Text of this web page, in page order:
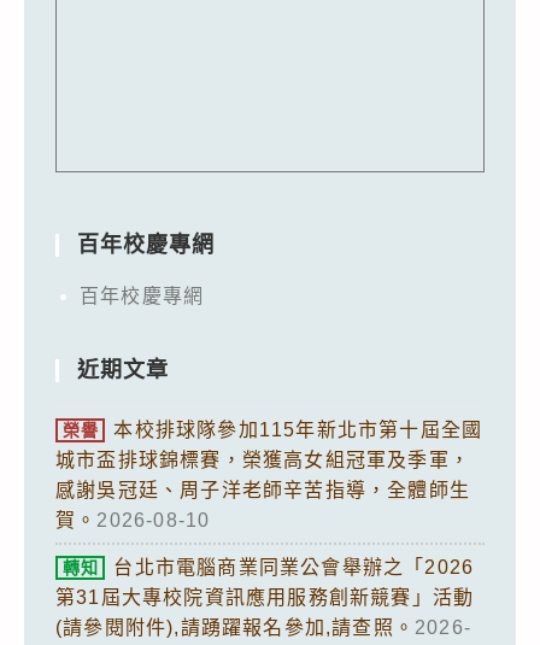
百年校慶專網
百年校慶專網
近期文章
榮譽
本校排球隊參加115年新北市第十屆全國
城市盃排球錦標賽，榮獲高女組冠軍及季軍，
感謝吳冠廷、周子洋老師辛苦指導，全體師生
賀。 2026-08-10
轉知
台北市電腦商業同業公會舉辦之「2026
第31屆大專校院資訊應用服務創新競賽」活動
(請參閱附件),請踴躍報名參加,請查照。 2026-